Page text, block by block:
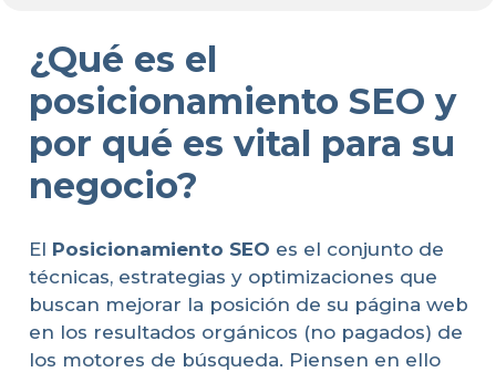
¿Qué es el
posicionamiento SEO y
por qué es vital para su
negocio?
El Posicionamiento SEO es el conjunto de
técnicas, estrategias y optimizaciones que
buscan mejorar la posición de su página web
en los resultados orgánicos (no pagados) de
los motores de búsqueda. Piensen en ello